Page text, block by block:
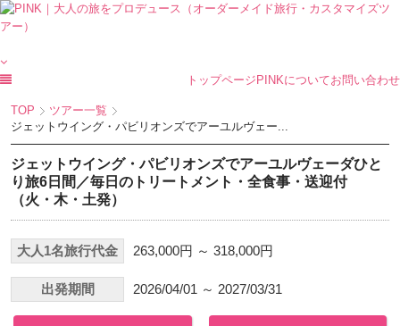
トップページ PINKについてお問い合わせ
TOP
ツアー一覧
ジェットウイング・パビリオンズでアーユルヴェー...
ジェットウイング・パビリオンズでアーユルヴェーダひと
り旅6日間／毎日のトリートメント・全食事・送迎付
（火・木・土発）
大人1名旅行代金 263,000円 ～ 318,000円
出発期間 2026/04/01 ～ 2027/03/31